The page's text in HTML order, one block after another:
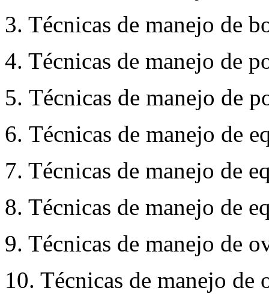
3. Técnicas de manejo de
4. Técnicas de manejo de
5. Técnicas de manejo de
6. Técnicas de manejo de
7. Técnicas de manejo de
8. Técnicas de manejo de
9. Técnicas de manejo de
10. Técnicas de manejo de